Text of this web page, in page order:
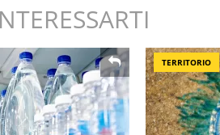
TERRITORIO